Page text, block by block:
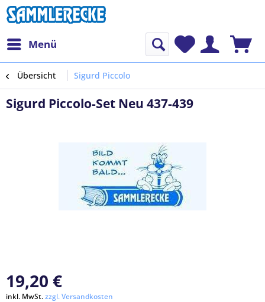
Menü
Übersicht Sigurd Piccolo
Sigurd Piccolo-Set Neu 437-439
19,20 €
inkl. MwSt.zzgl. Versandkosten